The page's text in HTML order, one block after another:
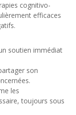
cognitivo-
efficaces
soutien immédiat
son
les
toujours sous